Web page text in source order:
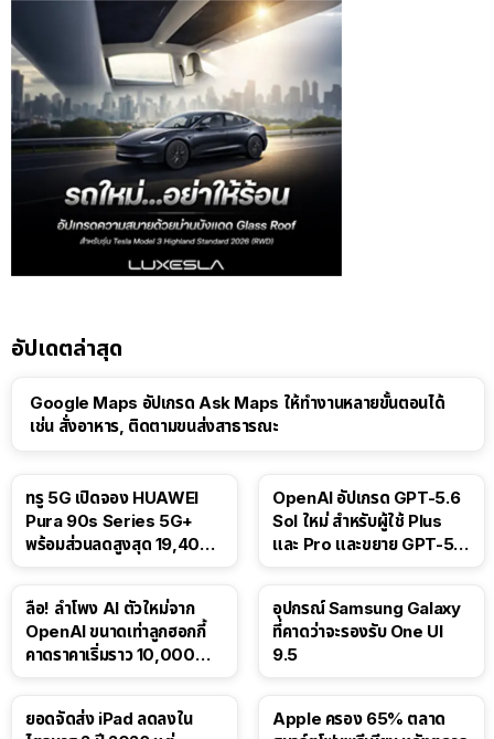
อัปเดตล่าสุด
Google Maps อัปเกรด Ask Maps ให้ทำงานหลายขั้นตอนได้
เช่น สั่งอาหาร, ติดตามขนส่งสาธารณะ
ทรู 5G เปิดจอง HUAWEI
Pura 90s Series 5G+
พร้อมส่วนลดสูงสุด 19,400
OpenAI อัปเกรด GPT-5.6
Sol ใหม่ สำหรับผู้ใช้ Plus
และ Pro และขยาย GPT-5.6
ลือ! ลำโพง AI ตัวใหม่จาก
OpenAI ขนาดเท่าลูกฮอกกี้
คาดราคาเริ่มราว 10,000
อุปกรณ์ Samsung Galaxy
ที่คาดว่าจะรองรับ One UI
9.5
ยอดจัดส่ง iPad ลดลงใน
Apple ครอง 65% ตลาด